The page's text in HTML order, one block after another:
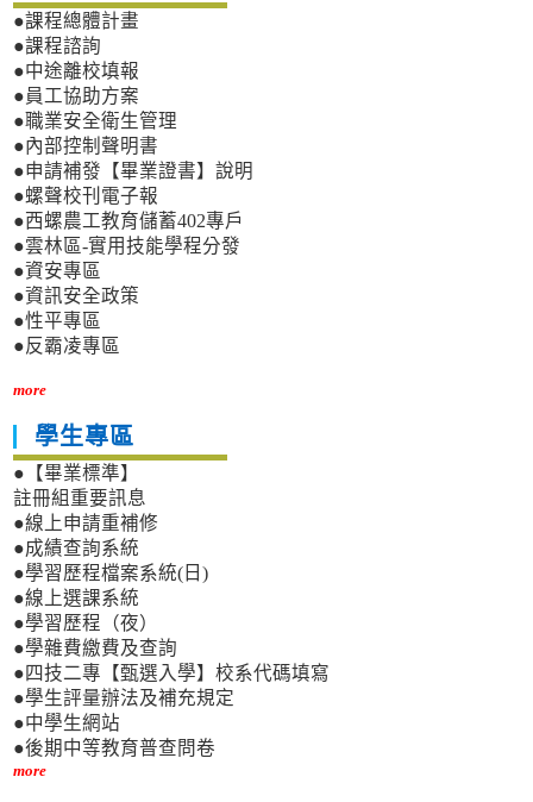
●課程總體計畫
●課程諮詢
●中途離校填報
●員工協助方案
●職業安全衛生管理
●內部控制聲明書
●申請補發【畢業證書】說明
●螺聲校刊電子報
●西螺農工教育儲蓄402專戶
●雲林區-實用技能學程分發
●資安專區
●資訊安全政策
●性平專區
●反霸凌專區
more
學生專區
●【畢業標準】
註冊組重要訊息
●線上申請重補修
●成績查詢系統
●學習歷程檔案系統(日)
●線上選課系統
●學習歷程（夜）
●學雜費繳費及查詢
●四技二專【甄選入學】校系代碼填寫
●學生評量辦法及補充規定
●中學生網站
●後期中等教育普查問卷
more